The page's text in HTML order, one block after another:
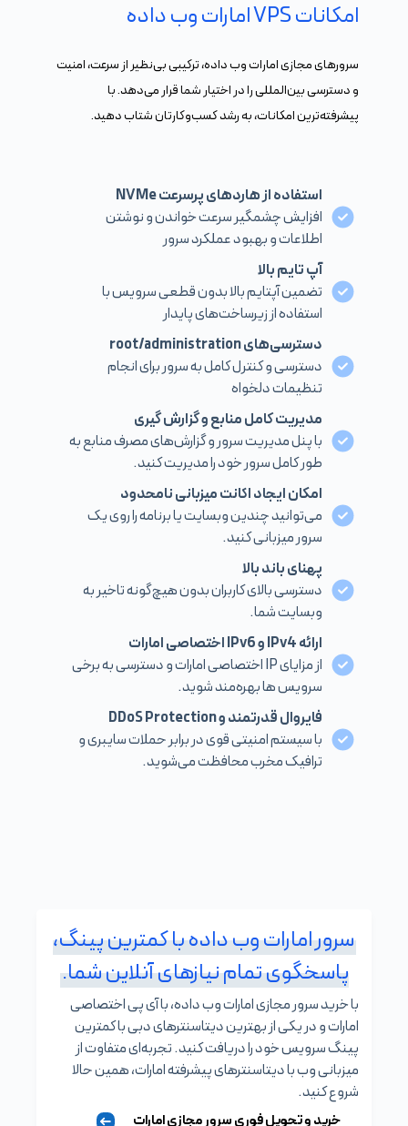
امکانات VPS امارات وب داده
سرورهای مجازی امارات وب داده، ترکیبی بی‌نظیر از سرعت، امنیت
و دسترسی بین‌المللی را در اختیار شما قرار می‌دهد. با
پیشرفته‌ترین امکانات، به رشد کسب‌وکارتان شتاب دهید.
استفاده از هاردهای پرسرعت NVMe
افزایش چشمگیر سرعت خواندن و نوشتن
اطلاعات و بهبود عملکرد سرور
آپ تایم بالا
تضمین آپتایم بالا بدون قطعی سرویس با
استفاده از زیرساخت‌های پایدار
دسترسی‌های root/administration
دسترسی و کنترل کامل به سرور برای انجام
تنظیمات دلخواه
مدیریت کامل منابع و گزارش گیری
با پنل مدیریت سرور و گزارش‌های مصرف منابع به
طور کامل سرور خود را مدیریت کنید.
امکان ایجاد اکانت میزبانی نامحدود
می‌توانید چندین وبسایت یا برنامه را روی یک
سرور میزبانی کنید.
پهنای باند بالا
دسترسی بالای کاربران بدون هیچ‌گونه تاخیر به
وبسایت شما.
ارائه IPv4 و IPv6 اختصاصی امارات
از مزایای IP اختصاصی امارات و دسترسی به برخی
سرویس ها بهره‌مند شوید.
فایروال قدرتمند و DDoS Protection
با سیستم امنیتی قوی در برابر حملات سایبری و
ترافیک مخرب محافظت می‌شوید.
سرور امارات وب داده با کمترین پینگ،
پاسخگوی تمام نیازهای آنلاین شما.
با خرید سرور مجازی امارات وب داده، با آی پی اختصاصی
امارات و در یکی از بهترین دیتاسنترهای دبی با کمترین
پینگ سرویس خود را دریافت کنید. تجربه‌ای متفاوت از
میزبانی وب با دیتاسنترهای پیشرفته امارات، همین حالا
شروع کنید.
خرید و تحویل فوری سرور مجازی امارات